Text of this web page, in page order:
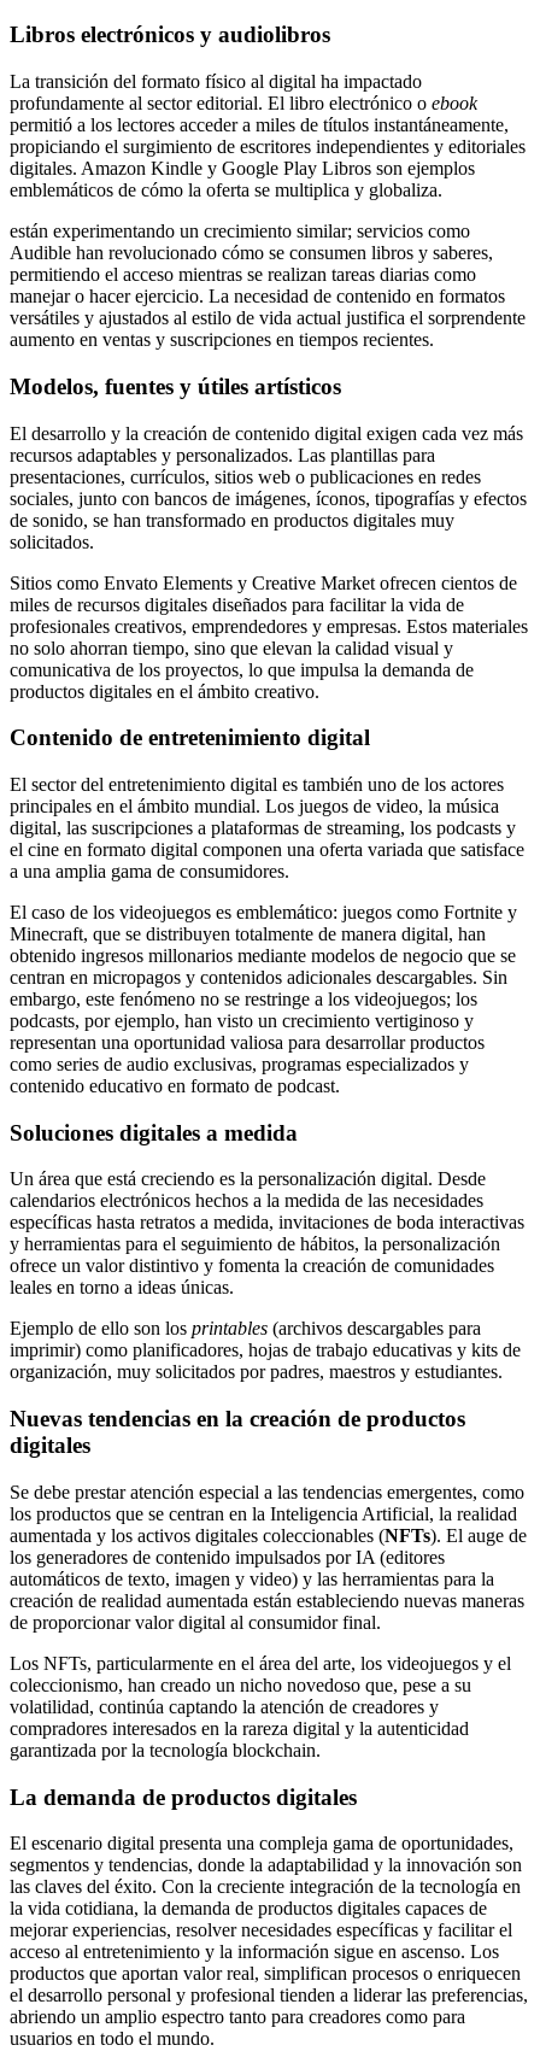
Libros electrónicos y audiolibros
La transición del formato físico al digital ha impactado
profundamente al sector editorial. El libro electrónico o ebook
permitió a los lectores acceder a miles de títulos instantáneamente,
propiciando el surgimiento de escritores independientes y editoriales
digitales. Amazon Kindle y Google Play Libros son ejemplos
emblemáticos de cómo la oferta se multiplica y globaliza.
están experimentando un crecimiento similar; servicios como
Audible han revolucionado cómo se consumen libros y saberes,
permitiendo el acceso mientras se realizan tareas diarias como
manejar o hacer ejercicio. La necesidad de contenido en formatos
versátiles y ajustados al estilo de vida actual justifica el sorprendente
aumento en ventas y suscripciones en tiempos recientes.
Modelos, fuentes y útiles artísticos
El desarrollo y la creación de contenido digital exigen cada vez más
recursos adaptables y personalizados. Las plantillas para
presentaciones, currículos, sitios web o publicaciones en redes
sociales, junto con bancos de imágenes, íconos, tipografías y efectos
de sonido, se han transformado en productos digitales muy
solicitados.
Sitios como Envato Elements y Creative Market ofrecen cientos de
miles de recursos digitales diseñados para facilitar la vida de
profesionales creativos, emprendedores y empresas. Estos materiales
no solo ahorran tiempo, sino que elevan la calidad visual y
comunicativa de los proyectos, lo que impulsa la demanda de
productos digitales en el ámbito creativo.
Contenido de entretenimiento digital
El sector del entretenimiento digital es también uno de los actores
principales en el ámbito mundial. Los juegos de video, la música
digital, las suscripciones a plataformas de streaming, los podcasts y
el cine en formato digital componen una oferta variada que satisface
a una amplia gama de consumidores.
El caso de los videojuegos es emblemático: juegos como Fortnite y
Minecraft, que se distribuyen totalmente de manera digital, han
obtenido ingresos millonarios mediante modelos de negocio que se
centran en micropagos y contenidos adicionales descargables. Sin
embargo, este fenómeno no se restringe a los videojuegos; los
podcasts, por ejemplo, han visto un crecimiento vertiginoso y
representan una oportunidad valiosa para desarrollar productos
como series de audio exclusivas, programas especializados y
contenido educativo en formato de podcast.
Soluciones digitales a medida
Un área que está creciendo es la personalización digital. Desde
calendarios electrónicos hechos a la medida de las necesidades
específicas hasta retratos a medida, invitaciones de boda interactivas
y herramientas para el seguimiento de hábitos, la personalización
ofrece un valor distintivo y fomenta la creación de comunidades
leales en torno a ideas únicas.
Ejemplo de ello son los printables (archivos descargables para
imprimir) como planificadores, hojas de trabajo educativas y kits de
organización, muy solicitados por padres, maestros y estudiantes.
Nuevas tendencias en la creación de productos
digitales
Se debe prestar atención especial a las tendencias emergentes, como
los productos que se centran en la Inteligencia Artificial, la realidad
aumentada y los activos digitales coleccionables (NFTs). El auge de
los generadores de contenido impulsados por IA (editores
automáticos de texto, imagen y video) y las herramientas para la
creación de realidad aumentada están estableciendo nuevas maneras
de proporcionar valor digital al consumidor final.
Los NFTs, particularmente en el área del arte, los videojuegos y el
coleccionismo, han creado un nicho novedoso que, pese a su
volatilidad, continúa captando la atención de creadores y
compradores interesados en la rareza digital y la autenticidad
garantizada por la tecnología blockchain.
La demanda de productos digitales
El escenario digital presenta una compleja gama de oportunidades,
segmentos y tendencias, donde la adaptabilidad y la innovación son
las claves del éxito. Con la creciente integración de la tecnología en
la vida cotidiana, la demanda de productos digitales capaces de
mejorar experiencias, resolver necesidades específicas y facilitar el
acceso al entretenimiento y la información sigue en ascenso. Los
productos que aportan valor real, simplifican procesos o enriquecen
el desarrollo personal y profesional tienden a liderar las preferencias,
abriendo un amplio espectro tanto para creadores como para
usuarios en todo el mundo.